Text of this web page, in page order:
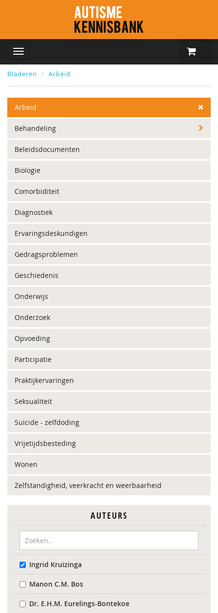
Bladeren Arbeid
Arbeid
Behandeling
Beleidsdocumenten
Biologie
Comorbiditeit
Diagnostiek
Ervaringsdeskundigen
Gedragsproblemen
Geschiedenis
Onderwijs
Onderzoek
Opvoeding
Participatie
Praktijkervaringen
Seksualiteit
Suïcide - zelfdoding
Vrijetijdsbesteding
Wonen
Zelfstandigheid, veerkracht en weerbaarheid
AUTEURS
Ingrid Kruizinga
Manon C.M. Bos
Dr. E.H.M. Eurelings-Bontekoe